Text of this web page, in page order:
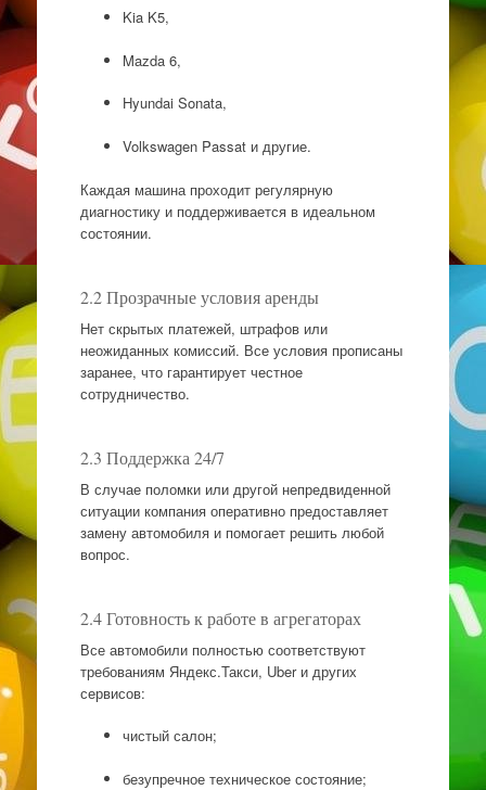
Kia K5,
Mazda 6,
Hyundai Sonata,
Volkswagen Passat и другие.
Каждая машина проходит регулярную
диагностику и поддерживается в идеальном
состоянии.
2.2 Прозрачные условия аренды
Нет скрытых платежей, штрафов или
неожиданных комиссий. Все условия прописаны
заранее, что гарантирует честное
сотрудничество.
2.3 Поддержка 24/7
В случае поломки или другой непредвиденной
ситуации компания оперативно предоставляет
замену автомобиля и помогает решить любой
вопрос.
2.4 Готовность к работе в агрегаторах
Все автомобили полностью соответствуют
требованиям Яндекс.Такси, Uber и других
сервисов:
чистый салон;
безупречное техническое состояние;